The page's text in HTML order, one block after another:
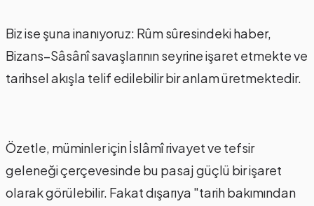
Biz ise şuna inanıyoruz: Rûm sûresindeki haber,
Bizans–Sâsânî savaşlarının seyrine işaret etmekte ve
tarihsel akışla telif edilebilir bir anlam üretmektedir.
Özetle, müminler için İslâmî rivayet ve tefsir
geleneği çerçevesinde bu pasaj güçlü bir işaret
olarak görülebilir. Fakat dışarıya "tarih bakımından